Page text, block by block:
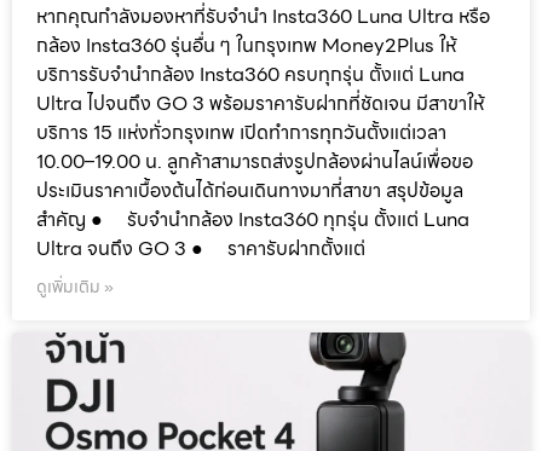
หากคุณกำลังมองหาที่รับจำนำ Insta360 Luna Ultra หรือ
กล้อง Insta360 รุ่นอื่น ๆ ในกรุงเทพ Money2Plus ให้
บริการรับจำนำกล้อง Insta360 ครบทุกรุ่น ตั้งแต่ Luna
Ultra ไปจนถึง GO 3 พร้อมราคารับฝากที่ชัดเจน มีสาขาให้
บริการ 15 แห่งทั่วกรุงเทพ เปิดทำการทุกวันตั้งแต่เวลา
10.00–19.00 น. ลูกค้าสามารถส่งรูปกล้องผ่านไลน์เพื่อขอ
ประเมินราคาเบื้องต้นได้ก่อนเดินทางมาที่สาขา สรุปข้อมูล
สำคัญ ● รับจำนำกล้อง Insta360 ทุกรุ่น ตั้งแต่ Luna
Ultra จนถึง GO 3 ● ราคารับฝากตั้งแต่
ดูเพิ่มเติม »